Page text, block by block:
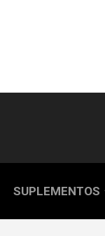
SUPLEMENTOS